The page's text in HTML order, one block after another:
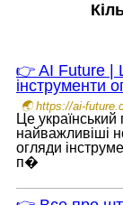
👉 AI Future |
інструменти
🌏 https://ai-
Це український
найважливіші
огляди
п�